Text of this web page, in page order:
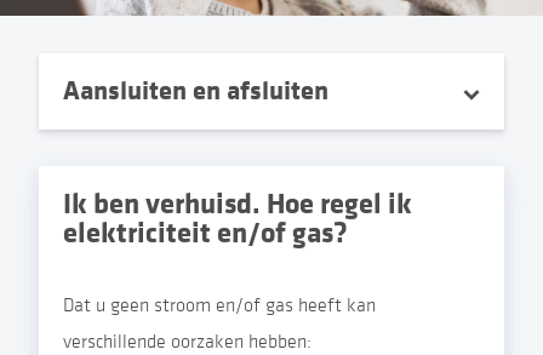
Aansluiten en afsluiten
Ik ben verhuisd. Hoe regel ik
elektriciteit en/of gas?
Dat u geen stroom en/of gas heeft kan
verschillende oorzaken hebben: